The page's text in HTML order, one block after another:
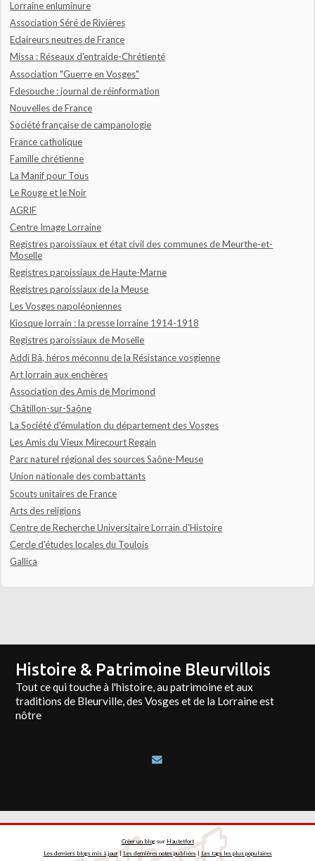
Lorraine enluminure
Association Séré de Rivières
Eclaireurs neutres de France
Missa : Réseaux d'entraide-Chrétienté
Association "Guerre en Vosges"
Fdesouche : journal de réinformation
Nouvelles de France
Société française de campanologie
France catholique
Famille chrétienne
La Manif pour Tous
Le Rouge et le Noir
AGRIF
Centre Image Lorraine
Registres paroissiaux et état civil des communes de Meurthe-et-
Moselle
Registres paroissiaux de Haute-Marne
Registres paroissiaux de la Meuse
Les Vosges napoléoniennes
Kiosque lorrain : la presse lorraine 1914-1918
Registres paroissiaux de Moselle
Addi Bâ, héros méconnu de la Résistance vosgienne
Art lorrain aux enchères
Association des Amis de Morimond
Châtillon-sur-Saône
La Société d'émulation du département des Vosges
Les Amis du Vieux Mirecourt Regain
Parc naturel régional des sources Saône-Meuse
Union nationale des combattants
Scouts unitaires de France
Arts des religions
Centre de Recherche Universitaire Lorrain d'Histoire
Cercle d'études locales du Toulois
Gallica
Histoire & Patrimoine Bleurvillois
Tout ce qui touche à l'histoire, au patrimoine et aux
traditions de Bleurville, des Vosges et de la Lorraine est
nôtre
Créer un blogsur Hautetfort
Les derniers blogs mis à jour|Les dernières notes publiées| Les tags les plus populaires